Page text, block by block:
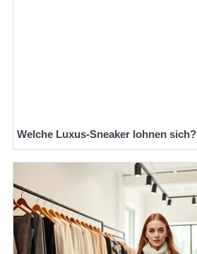
Welche Luxus-Sneaker lohnen sich?